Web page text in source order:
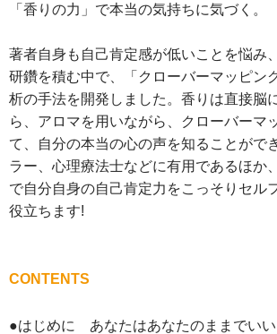
「香りの力」で本当の気持ちに気づく。
著者自身も自己肯定感が低いことを悩み
研鑽を積む中で、「クローバーマッピン
析の手法を開発しました。香りは直接脳
ら、アロマを用いながら、クローバーマ
て、自分の本当の心の声を知ることがで
ラー、心理療法士などに有用であるほか
で自分自身の自己肯定力をこっそりセル
役立ちます!
CONTENTS
●はじめに あなたはあなたのままでいい